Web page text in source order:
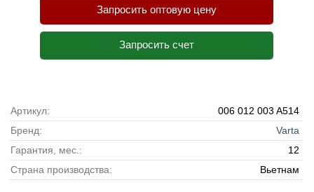
Запросить оптовую цену
Запросить счет
Артикул:
006 012 003 A514
Бренд:
Varta
Гарантия, мес.:
12
Страна производства:
Вьетнам